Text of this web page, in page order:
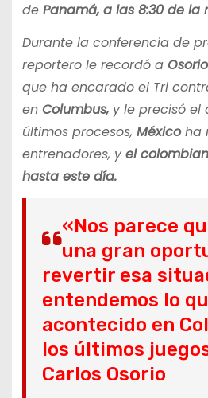
dePanamá, a las 8:30 de la
Durante la conferencia de
reportero le recordó a Osorio
que ha encarado el Tri
en Columbus,y le precisó el
últimos procesos, Méxicoha
entrenadores, yel
hasta este día.
«Nos parece
una gran
revertir esa
entendemos lo
acontecido en
los últimos
Carlos Osorio